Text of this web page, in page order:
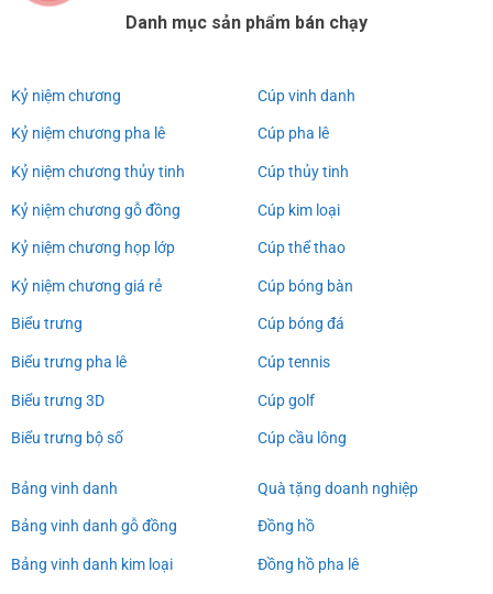
Danh mục sản phẩm bán chạy
Kỷ niệm chương
Kỷ niệm chương pha lê
Kỷ niệm chương thủy tinh
Kỷ niệm chương gỗ đồng
Kỷ niệm chương họp lớp
Kỷ niệm chương giá rẻ
Biểu trưng
Biểu trưng pha lê
Biểu trưng 3D
Biểu trưng bộ số
Cúp vinh danh
Cúp pha lê
Cúp thủy tinh
Cúp kim loại
Cúp thể thao
Cúp bóng bàn
Cúp bóng đá
Cúp tennis
Cúp golf
Cúp cầu lông
Bảng vinh danh
Bảng vinh danh gỗ đồng
Bảng vinh danh kim loại
Quà tặng doanh nghiệp
Đồng hồ
Đồng hồ pha lê